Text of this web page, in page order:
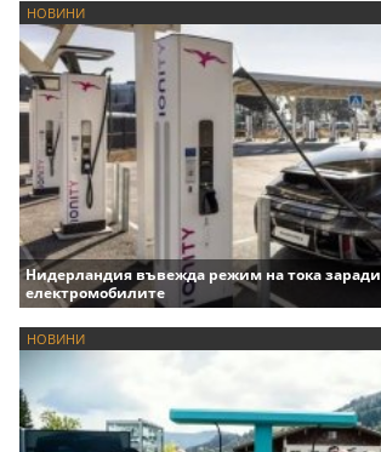
НОВИНИ
Нидерландия въвежда режим на тока заради
електромобилите
НОВИНИ